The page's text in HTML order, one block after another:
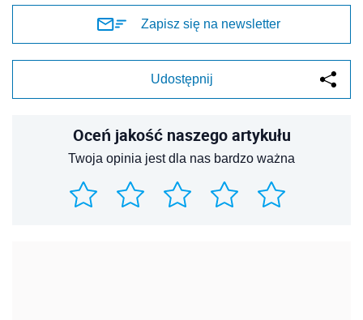
Zapisz się na newsletter
Udostępnij
Oceń jakość naszego artykułu
Twoja opinia jest dla nas bardzo ważna